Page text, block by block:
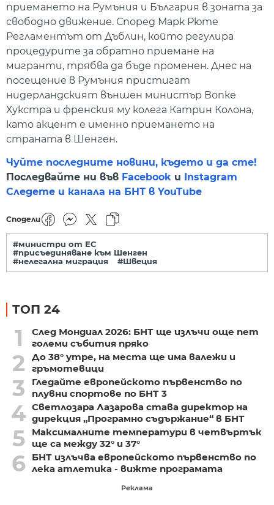
приемането на Румъния и България в зоната за
свободно движение. Според Марк Рюте
Регламентът от Дъблин, който регулира
процедурите за обратно приемане на
мигранти, трябва да бъде променен. Днес на
посещение в Румъния пристигат
нидерландският външен министър Вопке
Хукстра и френския му колега Катрин Колона,
като акцент е именно приемането на
страната в Шенген.
Чуйте последните новини, където и да сте!
Последвайте ни във Facebook и
Instagram
Следете и канала на БНТ в YouTube
Сподели
#министри от ЕС
#присъединяване към Шенген
#нелегална миграция
#Швеция
ТОП 24
1
След Мондиал 2026: БНТ ще излъчи още пет
големи събития пряко
2
До 38° утре, на места ще има валежи и
гръмотевици
3
Гледайте европейското първенство по
плувни спортове по БНТ 3
4 Светлозара Лазарова става директор на
дирекция „Програмно съдържание“ в БНТ
5
Максималните температури в четвъртък
ще са между 32° и 37°
6
БНТ излъчва европейското първенство по
лека атлетика - вижте програмата
Реклама